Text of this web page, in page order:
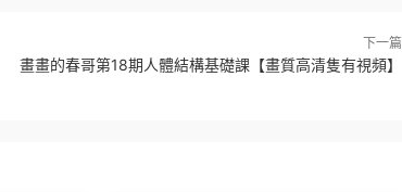
下一篇
畫畫的春哥第18期人體結構基礎課【畫質高清隻有視頻】